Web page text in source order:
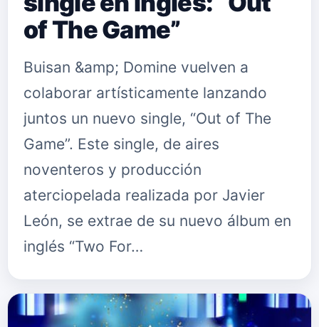
of The Game”
Buisan &amp; Domine vuelven a
colaborar artísticamente lanzando
juntos un nuevo single, “Out of The
Game”. Este single, de aires
noventeros y producción
aterciopelada realizada por Javier
León, se extrae de su nuevo álbum en
inglés “Two For…